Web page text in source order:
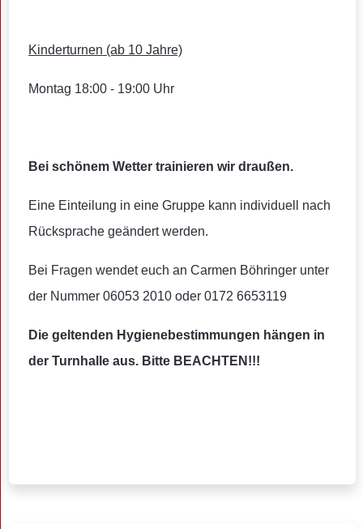
Kinderturnen (ab 10 Jahre)
Montag 18:00 - 19:00 Uhr
Bei schönem Wetter trainieren wir draußen.
Eine Einteilung in eine Gruppe kann individuell nach
Rücksprache geändert werden.
Bei Fragen wendet euch an Carmen Böhringer unter
der Nummer 06053 2010 oder 0172 6653119
Die geltenden Hygienebestimmungen hängen in
der Turnhalle aus. Bitte BEACHTEN!!!